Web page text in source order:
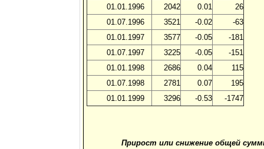
01.01.1996
2042 0.01
26
01.07.1996
3521 -0.02
-63
01.01.1997
3577 -0.05
-181
01.07.1997
3225 -0.05
-151
01.01.1998
2686 0.04
115
01.07.1998
2781 0.07
195
01.01.1999
3296 -0.53 -1747
Прирост или снижение общей